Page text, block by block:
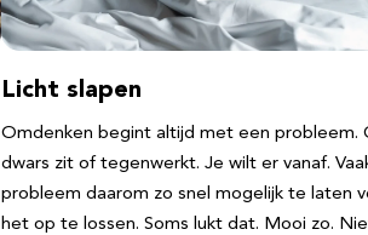
Licht slapen
Omdenken begint altijd met een probleem.
dwars zit of tegenwerkt. Je wilt er vanaf.
probleem daarom zo snel mogelijk te laten
het op te lossen. Soms lukt dat. Mooi zo.